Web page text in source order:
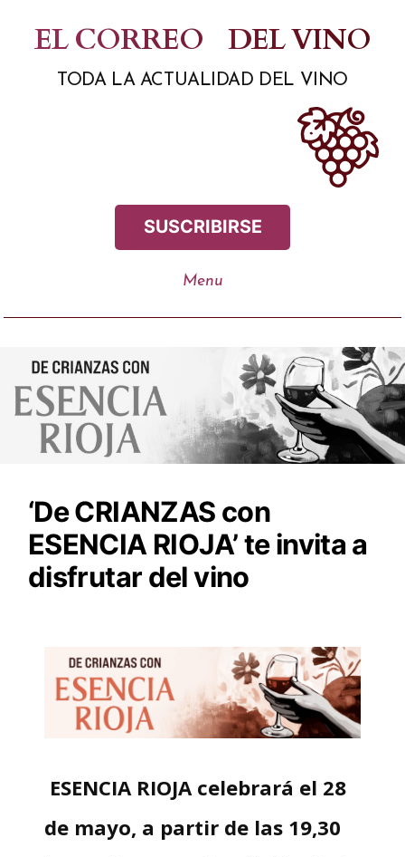
contenido
EL CORREO DEL VINO
TODA LA ACTUALIDAD DEL VINO
SUSCRIBIRSE
‘De CRIANZAS con
ESENCIA RIOJA’ te invita a
disfrutar del vino
ESENCIA RIOJA celebrará el 28
de mayo, a partir de las 19,30